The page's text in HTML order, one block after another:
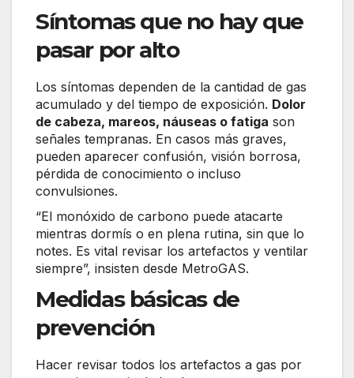
Síntomas que no hay que
pasar por alto
Los síntomas dependen de la cantidad de gas
acumulado y del tiempo de exposición. Dolor
de cabeza, mareos, náuseas o fatiga son
señales tempranas. En casos más graves,
pueden aparecer confusión, visión borrosa,
pérdida de conocimiento o incluso
convulsiones.
“El monóxido de carbono puede atacarte
mientras dormís o en plena rutina, sin que lo
notes. Es vital revisar los artefactos y ventilar
siempre”, insisten desde MetroGAS.
Medidas básicas de
prevención
Hacer revisar todos los artefactos a gas por